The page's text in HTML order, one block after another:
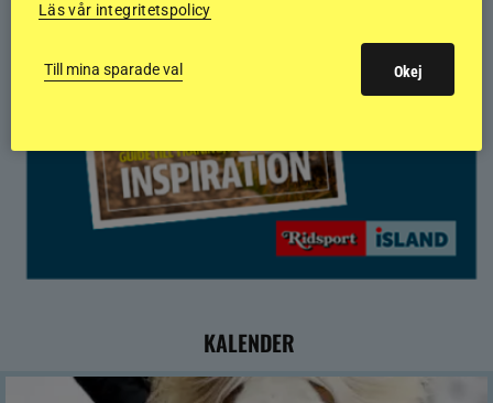
KALENDER
Läs vår integritetspolicy
Till mina sparade val Okej